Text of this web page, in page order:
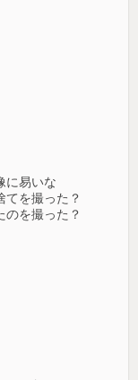
に易いな
てを撮った？
のを撮った？